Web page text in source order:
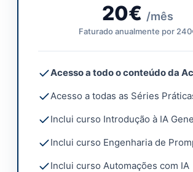
20€ /mês
Faturado anualmente por
Acesso a todo o conteúdo da
Acesso a todas as Séries
Inclui curso Introdução à IA
Inclui curso Engenharia de
Inclui curso Automações com IA